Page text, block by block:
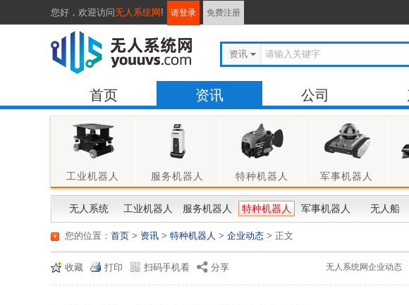
您好， 欢迎访问无人系统网 ! 请登录 免费注册
资讯
首页 资讯 公司
工业机器人 服务机器人 特种机器人 军事机器人
无人系统 工业机器人 服务机器人 特种机器人 军事机器人 无人船
您的位置： 首页 > 资讯 > 特种机器人 > 企业动态 > 正文
收藏 打印 扫码手机看 分享 无人系统网企业动态